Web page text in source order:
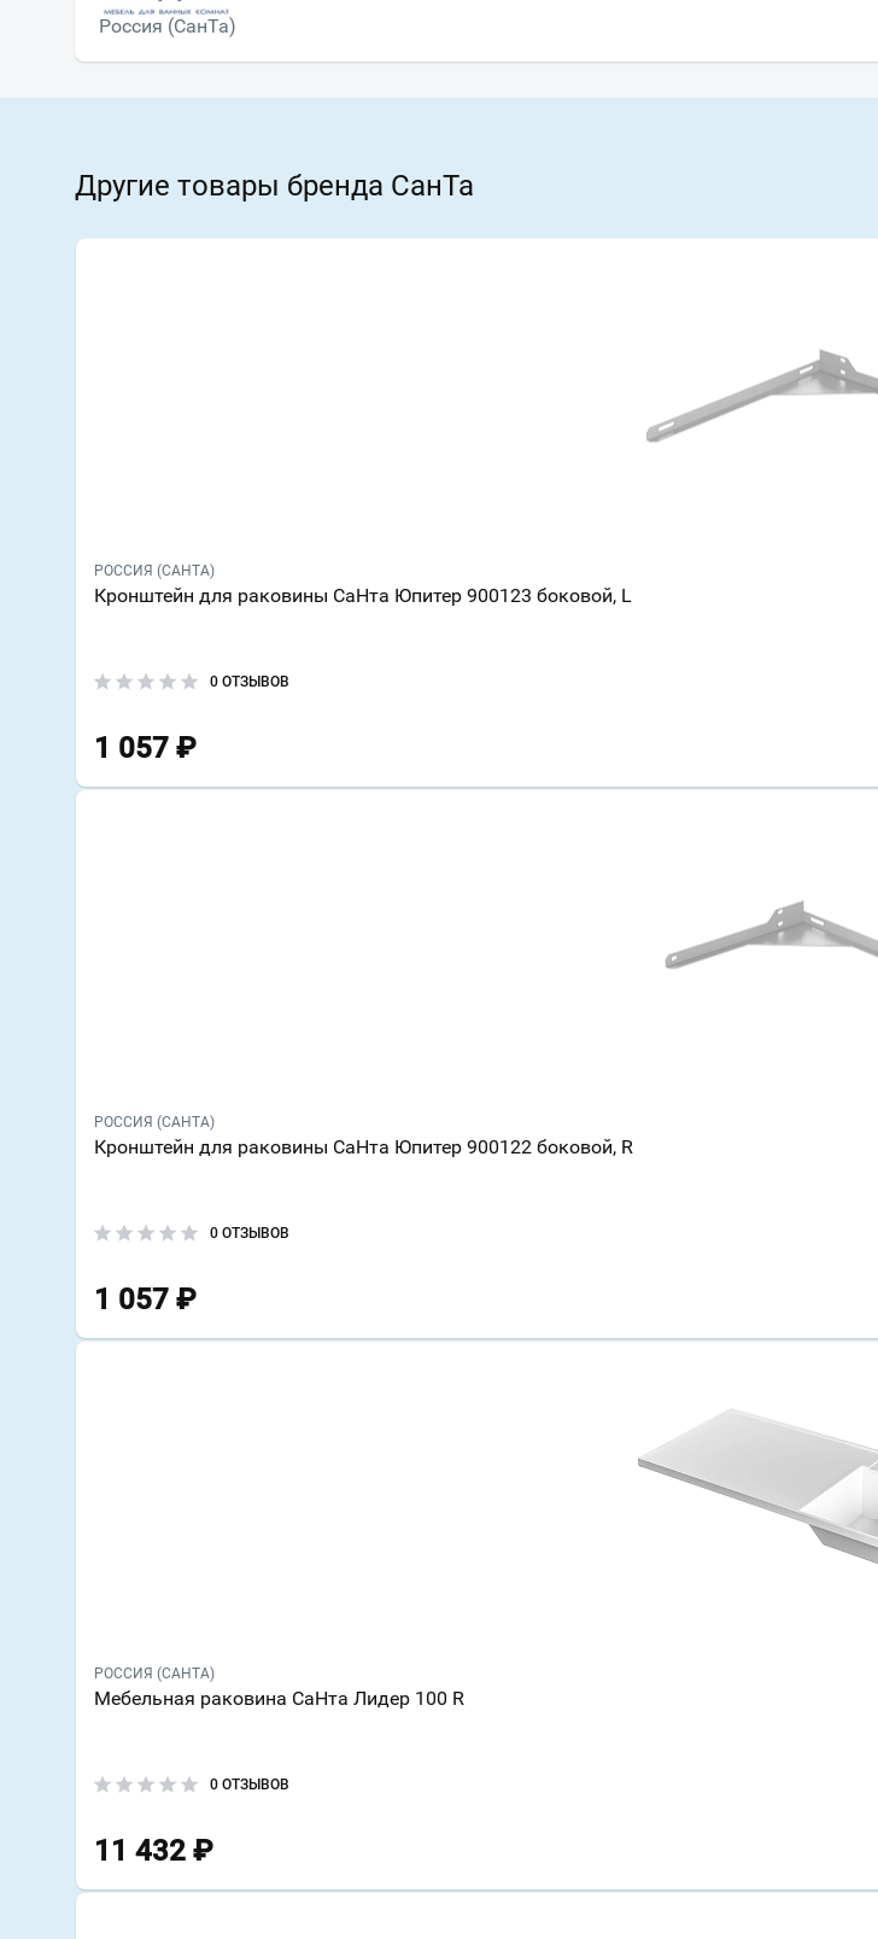
Россия (СанТа)
Другие товары бренда СанТа
РОССИЯ (САНТА)
Кронштейн для раковины СаНта Юпитер 900123 боковой, L
0 ОТЗЫВОВ
1 057 ₽
РОССИЯ (САНТА)
Кронштейн для раковины СаНта Юпитер 900122 боковой, R
0 ОТЗЫВОВ
1 057 ₽
РОССИЯ (САНТА)
Мебельная раковина СаНта Лидер 100 R
0 ОТЗЫВОВ
11 432 ₽
Москва
Мурманск
Ваш город?
Всё верно